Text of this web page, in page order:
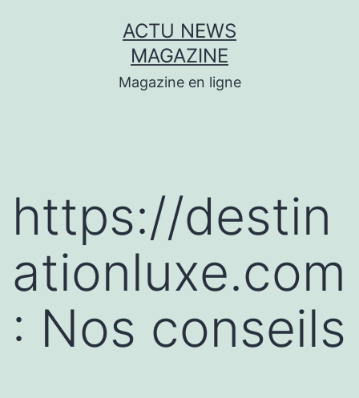
ACTU NEWS
MAGAZINE
Magazine en ligne
https://destin
ationluxe.com
: Nos conseils